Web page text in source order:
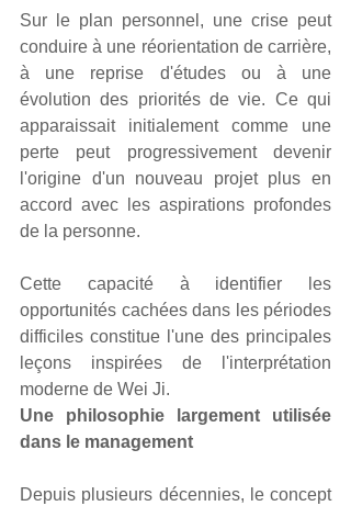
Sur le plan personnel, une crise peut
conduire à une réorientation de carrière,
à une reprise d'études ou à une
évolution des priorités de vie. Ce qui
apparaissait initialement comme une
perte peut progressivement devenir
l'origine d'un nouveau projet plus en
accord avec les aspirations profondes
de la personne.
Cette capacité à identifier les
opportunités cachées dans les périodes
difficiles constitue l'une des principales
leçons inspirées de l'interprétation
moderne de Wei Ji.
Une philosophie largement utilisée
dans le management
Depuis plusieurs décennies, le concept